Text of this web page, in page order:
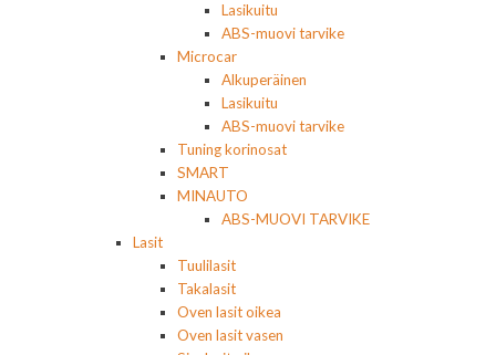
Lasikuitu
ABS-muovi tarvike
Microcar
Alkuperäinen
Lasikuitu
ABS-muovi tarvike
Tuning korinosat
SMART
MINAUTO
ABS-MUOVI TARVIKE
Lasit
Tuulilasit
Takalasit
Oven lasit oikea
Oven lasit vasen